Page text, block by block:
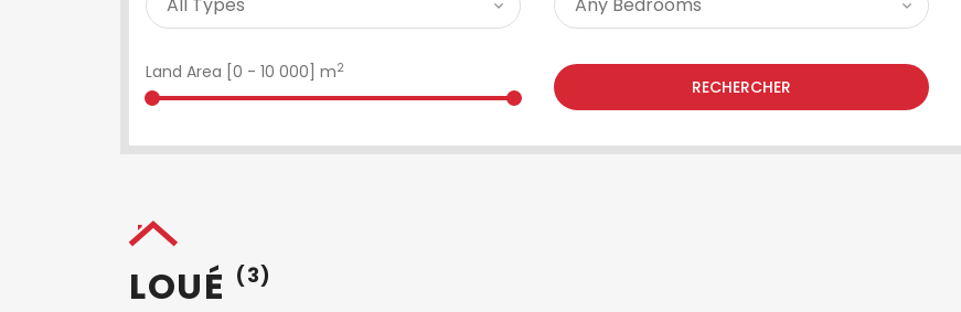
Land Area [ 0 - 10 000 ] m2
RECHERCHER
LOUÉ (3)